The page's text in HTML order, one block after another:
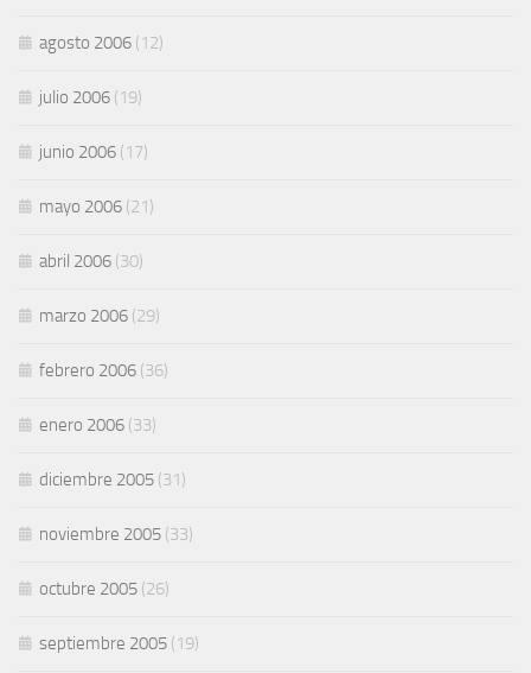
agosto 2006 (12)
julio 2006 (19)
junio 2006 (17)
mayo 2006 (21)
abril 2006 (30)
marzo 2006 (29)
febrero 2006 (36)
enero 2006 (33)
diciembre 2005 (31)
noviembre 2005 (33)
octubre 2005 (26)
septiembre 2005 (19)